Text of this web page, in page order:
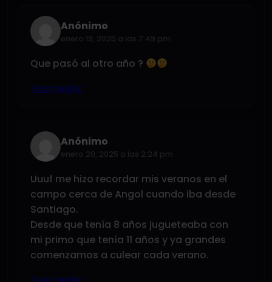
Anónimo
enero 19, 2025 a las 7:49 pm
Que pasó al otro año ?
Responder
Anónimo
enero 20, 2025 a las 2:24 pm
Uuuf me hizo recordar mis veranos en el
campo cerca de Angol cuando iba desde
Santiago.
Desde que tenía 8 años jugueteaba con
mi primo que tenía 11 años y ya grandes
comenzamos a culear cada verano.